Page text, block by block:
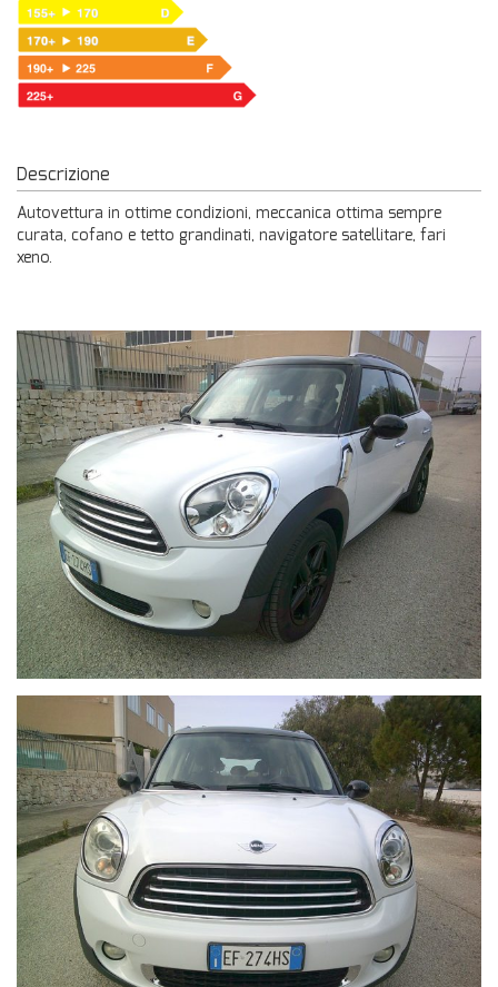
Descrizione
Autovettura in ottime condizioni, meccanica ottima sempre
curata, cofano e tetto grandinati, navigatore satellitare, fari
xeno.